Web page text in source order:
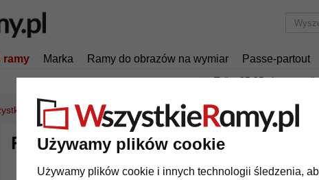
Używamy plików cookie
Używamy plików cookie i innych technologii śledzenia,
ramy Marka Ramy do obrazów na wymiar Passe-partout
Tylko 25,95 złza
formaty Rama drewniana PEARL
Rama drewniana PEARL